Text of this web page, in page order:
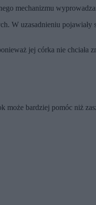
mechanizmu
W uzasadnieniu
jej córka nie chciała
bardziej pomóc niż